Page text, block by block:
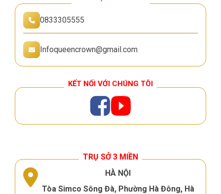
0833305555
Infoqueencrown@gmail.com
KẾT NỐI VỚI CHÚNG TÔI
TRỤ SỞ 3 MIỀN
HÀ NỘI
Tòa Simco Sông Đà, Phường Hà Đông, Hà